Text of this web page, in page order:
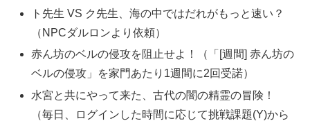
ト先生 VS ク先生、海の中ではだれがもっと速い？
（NPCダルロンより依頼）
赤ん坊のベルの侵攻を阻止せよ！（「[週間] 赤ん坊の
ベルの侵攻」を家門あたり1週間に2回受諾）
水宮と共にやって来た、古代の闇の精霊の冒険！
（毎日、ログインした時間に応じて挑戦課題(Y)から